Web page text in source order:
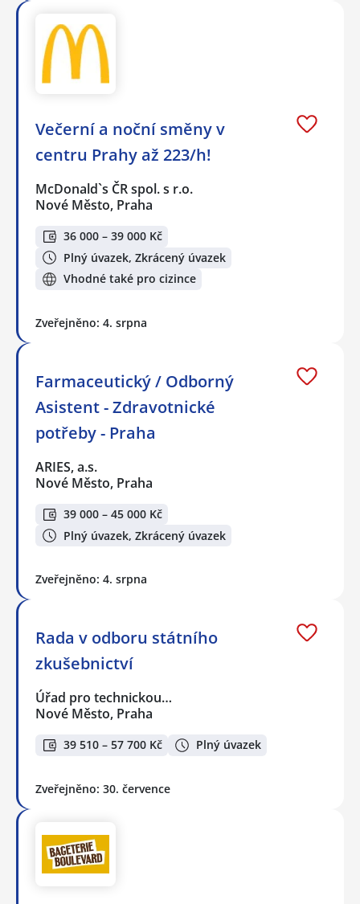
Večerní a noční směny v
centru Prahy až 223/h!
McDonald`s ČR spol. s r.o.
Nové Město, Praha
36 000 – 39 000 Kč
Plný úvazek, Zkrácený úvazek
Vhodné také pro cizince
Zveřejněno: 4. srpna
Farmaceutický / Odborný
Asistent - Zdravotnické
potřeby - Praha
ARIES, a.s.
Nové Město, Praha
39 000 – 45 000 Kč
Plný úvazek, Zkrácený úvazek
Zveřejněno: 4. srpna
Rada v odboru státního
zkušebnictví
Úřad pro technickou…
Nové Město, Praha
39 510 – 57 700 Kč Plný úvazek
Zveřejněno: 30. července